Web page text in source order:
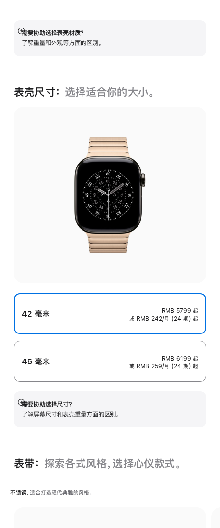
需要协助选择表壳材质？
了解重量和外观等方面的区别。
展
开
表壳尺寸： 选择适合你的大小。
42 毫米 RMB 5799 起
或 RMB 242/月 (24 期) 起
46 毫米 RMB 6199 起
或 RMB 259/月 (24 期) 起
需要协助选择尺寸？
了解屏幕尺寸和表壳重量方面的区别。
展
开
表带： 探索各式风格，选择心仪款式。
不锈钢。 适合打造现代典雅的风格。